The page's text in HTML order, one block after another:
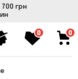
грн
0 0